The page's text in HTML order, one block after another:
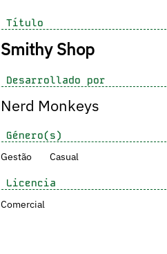
Título
Smithy Shop
Desarrollado por
Nerd Monkeys
Género(s)
Gestão
Casual
Licencia
Comercial